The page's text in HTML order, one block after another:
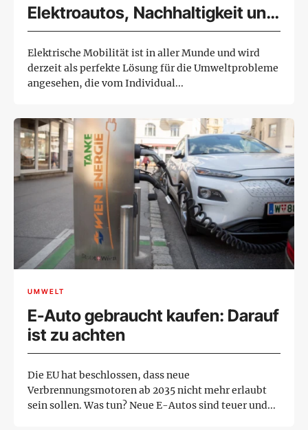
Elektroautos, Nachhaltigkeit und
Förderungen beim Kauf
Elektrische Mobilität ist in aller Munde und wird
derzeit als perfekte Lösung für die Umweltprobleme
angesehen, die vom Individual...
UMWELT
E-Auto gebraucht kaufen: Darauf
ist zu achten
Die EU hat beschlossen, dass neue
Verbrennungsmotoren ab 2035 nicht mehr erlaubt
sein sollen. Was tun? Neue E-Autos sind teuer und...